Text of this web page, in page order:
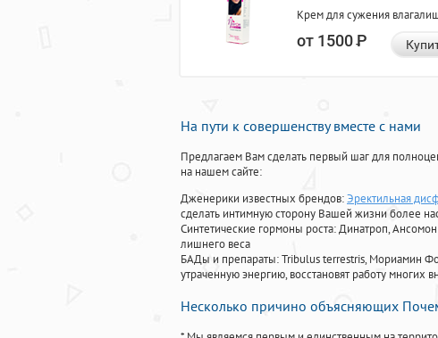
Крем для сужения
от 1500Р
На пути к совершенству вместе с нами
Предлагаем Вам сделать первый шаг для
на нашем сайте:
Дженерики известных брендов:Эректильная
сделать интимную сторону Вашей жизни более
Синтетические гормоны роста: Динатроп,
лишнего веса
БАДы и препараты:Tribulus terrestris, Мориамин
утраченную энергию, восстановят работу многих
Несколько причино объясняющих